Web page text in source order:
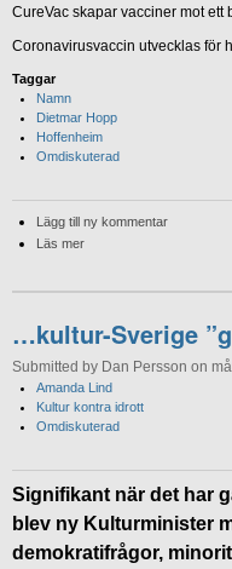
CureVac skapar vacciner mot ett
Coronavirusvaccin utvecklas för
Taggar
Namn
Dietmar Hopp
Hoffenheim
Omdiskuterad
Lägg till ny kommentar
Läs mer
…kultur-Sverige
Submitted by Dan Persson on
Amanda Lind
Kultur kontra idrott
Omdiskuterad
Signifikant när det har
blev ny Kulturminister
demokratifrågor,